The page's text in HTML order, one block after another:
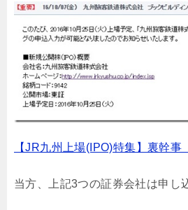
【JR九州上場(IPO)特集】裏幹事
当方、上記3つの証券会社は申し